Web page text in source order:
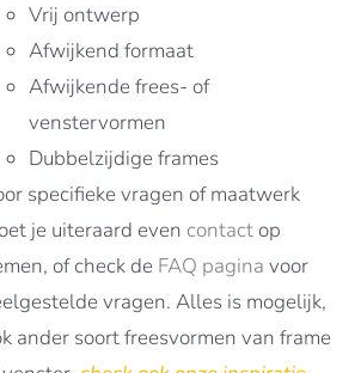
Vrij ontwerp
Afwijkend formaat
Afwijkende frees- of
venstervormen
Dubbelzijdige frames
specifieke vragen of maatwerk
je uiteraard even contactop
of check de FAQ pagina voor
vragen. Alles is mogelijk,
ander soort freesvormen van frame